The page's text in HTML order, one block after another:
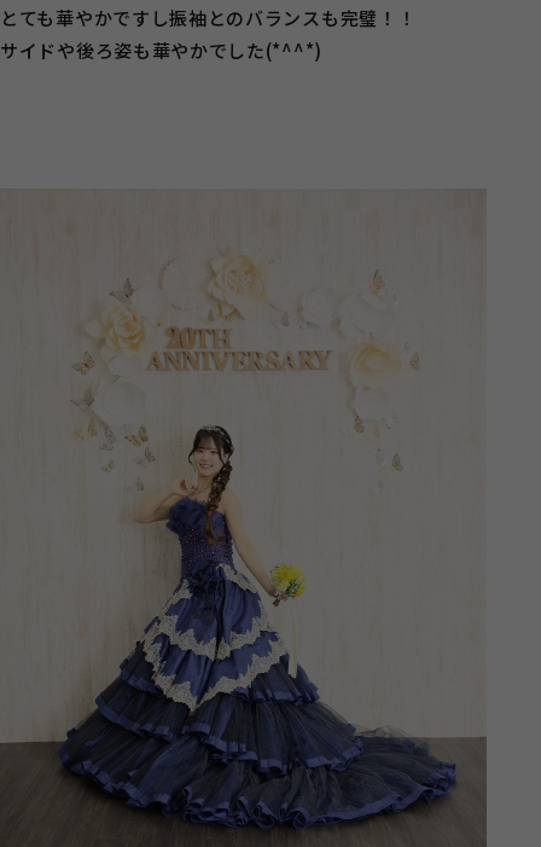
とても華やかですし振袖とのバランスも完璧！！
サイドや後ろ姿も華やかでした(*^^*)